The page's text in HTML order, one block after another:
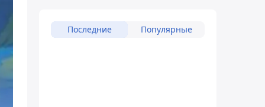
Последние Популярные